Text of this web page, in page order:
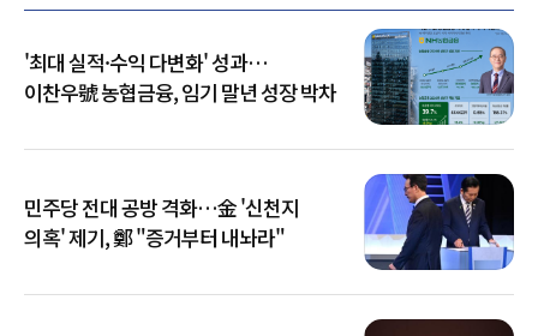
'최대 실적·수익 다변화' 성과…
이찬우號 농협금융, 임기 말년 성장 박차
민주당 전대 공방 격화…金 '신천지
의혹' 제기, 鄭 "증거부터 내놔라"